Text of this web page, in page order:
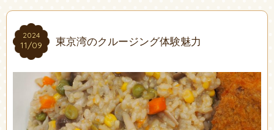
2024
11/09
2024
11/09 東京湾のクルージング体験魅力